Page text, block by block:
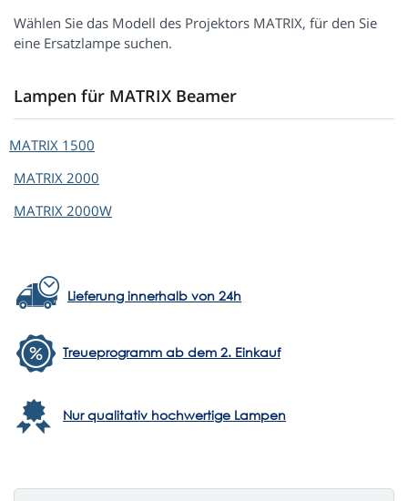
Wählen Sie das Modell des Projektors MATRIX, für den Sie
eine Ersatzlampe suchen.
Lampen für MATRIX Beamer
MATRIX 1500
MATRIX 2000
MATRIX 2000W
Lieferung innerhalb von 24h
Treueprogramm ab dem 2. Einkauf
Nur qualitativ hochwertige Lampen